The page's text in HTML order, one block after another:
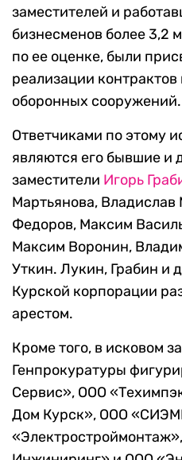
заместителей и
бизнесменов более 3,2
по ее оценке, были
реализации контрактов
оборонных сооружений.
Ответчиками по этому
являются его бывшие и
заместители Игорь
Мартьянова,
Федоров, Максим
Максим Воронин,
Уткин. Лукин, Грабин и
Курской корпорации
арестом.
Кроме того, в исковом
Генпрокуратуры
Сервис», ООО
Дом Курск», ООО